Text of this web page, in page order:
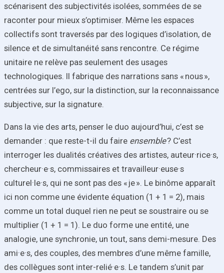
scénarisent des subjectivités isolées, sommées de se
raconter pour mieux s’optimiser. Même les espaces
collectifs sont traversés par des logiques d’isolation, de
silence et de simultanéité sans rencontre. Ce régime
unitaire ne relève pas seulement des usages
technologiques. Il fabrique des narrations sans « nous »,
centrées sur l’ego, sur la distinction, sur la reconnaissance
subjective, sur la signature.
Dans la vie des arts, penser le duo aujourd’hui, c’est se
demander : que reste-t-il du faire ensemble? C’est
interroger les dualités créatives des artistes, auteur·rice·s,
chercheur·e·s, commissaires et travailleur·euse·s
culturel·le·s, qui ne sont pas des « je ». Le binôme apparaît
ici non comme une évidente équation (1 + 1 = 2), mais
comme un total duquel rien ne peut se soustraire ou se
multiplier (1 + 1 = 1). Le duo forme une entité, une
analogie, une synchronie, un tout, sans demi-mesure. Des
ami·e·s, des couples, des membres d’une même famille,
des collègues sont inter-relié·e·s. Le tandem s’unit par